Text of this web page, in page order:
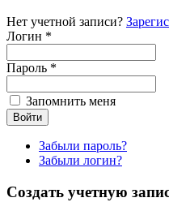
Нет учетной записи?
Логин *
Пароль *
Запомнить меня
Забыли пароль?
Забыли логин?
Создать учетную